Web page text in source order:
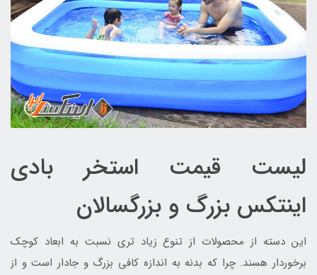
لیست قیمت استخر بادی
اینتکس بزرگ و بزرگسالان
این دسته از محصولات از تنوع زیاد تری نسبت به ابعاد کوچک
برخوردار هسند. چرا که بدنه به اندازه کافی بزرگ و جادار است و از